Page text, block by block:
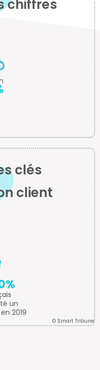
chiffres
clés
client
un
2019
© Smart Tribune